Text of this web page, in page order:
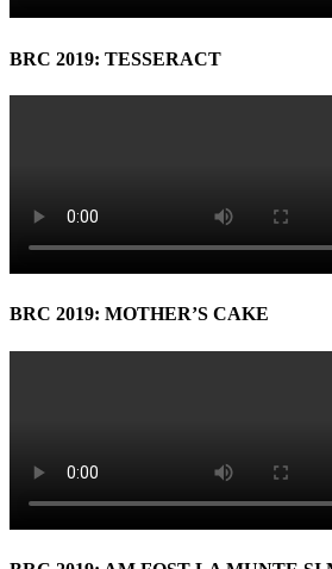
BRC 2019: TESSERACT
BRC 2019: MOTHER’S CAKE